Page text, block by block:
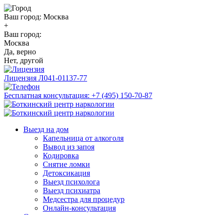
Ваш город: Москва
+
Ваш город:
Москва
Да, верно
Нет, другой
Лицензия Л041-01137-77
Бесплатная консультация: +7 (495) 150-70-87
Выезд на дом
Капельница от алкоголя
Вывод из запоя
Кодировка
Снятие ломки
Детоксикация
Выезд психолога
Выезд психиатра
Медсестра для процедур
Онлайн-консультация